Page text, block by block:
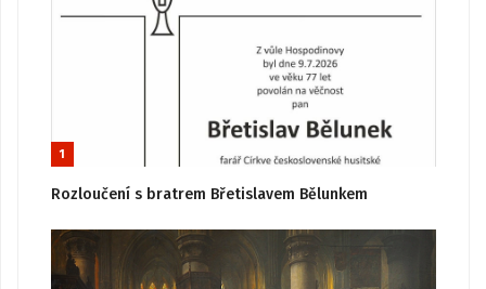
1
Rozloučení s bratrem Břetislavem Bělunkem